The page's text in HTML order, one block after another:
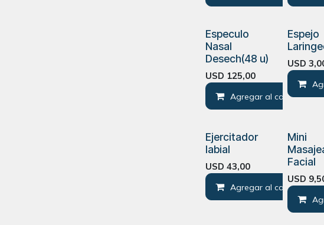
Especulo
Nasal
Desech(48 u)
USD 125,00
Agregar al carrito
Espejo
USD
Ejercitador
labial
USD 43,00
Agregar al carrito
Mini
Facial
USD